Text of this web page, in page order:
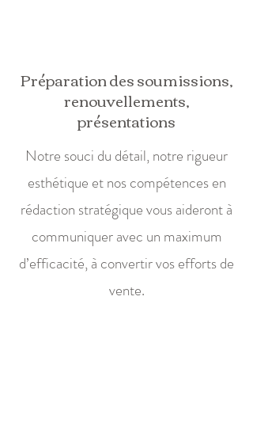
Préparation des soumissions,
renouvellements,
présentations
Notre souci du détail, notre rigueur
esthétique et nos compétences en
rédaction stratégique vous aideront à
communiquer avec un maximum
d’efficacité, à convertir vos efforts de
vente.